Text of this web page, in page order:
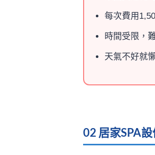
每次費用
時間受限，
天氣不好就
02 居家SPA